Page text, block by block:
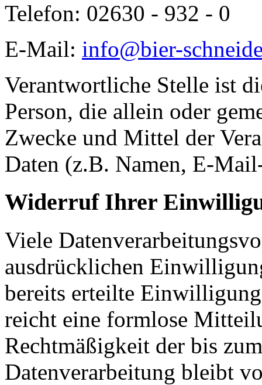
Telefon: 02630 - 932 - 0
E-Mail: info@bier-
Verantwortliche Stelle ist
Person, die allein oder
Zwecke und Mittel der
Daten (z.B. Namen, E-
Widerruf Ihrer
Viele
ausdrücklichen
bereits erteilte
reicht eine formlose
Rechtmäßigkeit der bis
Datenverarbeitung bleibt